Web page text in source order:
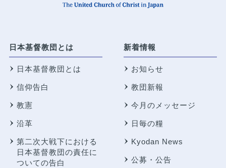
日本基督教団とは
日本基督教団とは
信仰告白
教憲
沿革
第二次大戦下における
日本基督教団の責任に
ついての告白
新着情報
お知らせ
教団新報
今月のメッセージ
日毎の糧
Kyodan News
公募・公告